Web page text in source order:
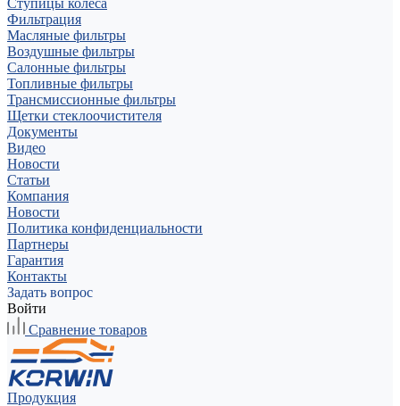
Ступицы колеса
Фильтрация
Масляные фильтры
Воздушные фильтры
Салонные фильтры
Топливные фильтры
Трансмиссионные фильтры
Щетки стеклоочистителя
Документы
Видео
Новости
Статьи
Компания
Новости
Политика конфиденциальности
Партнеры
Гарантия
Контакты
Задать вопрос
Войти
Сравнение товаров
Продукция